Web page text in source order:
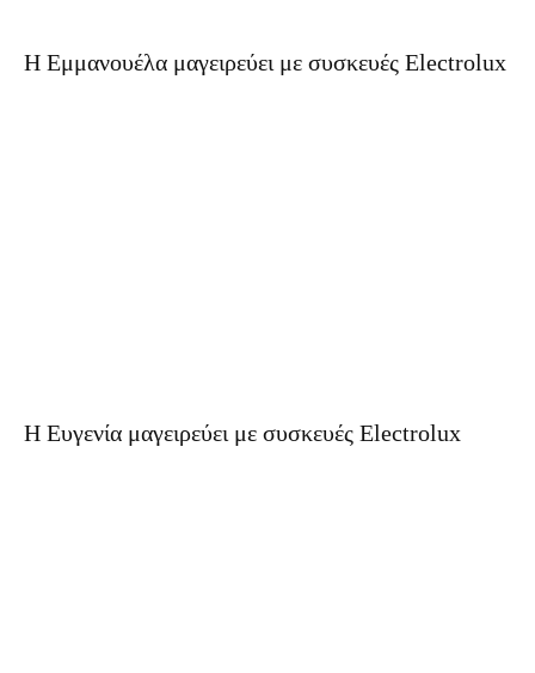
Η Εμμανουέλα μαγειρεύει με συσκευές Electrolux
Η Ευγενία μαγειρεύει με συσκευές Electrolux